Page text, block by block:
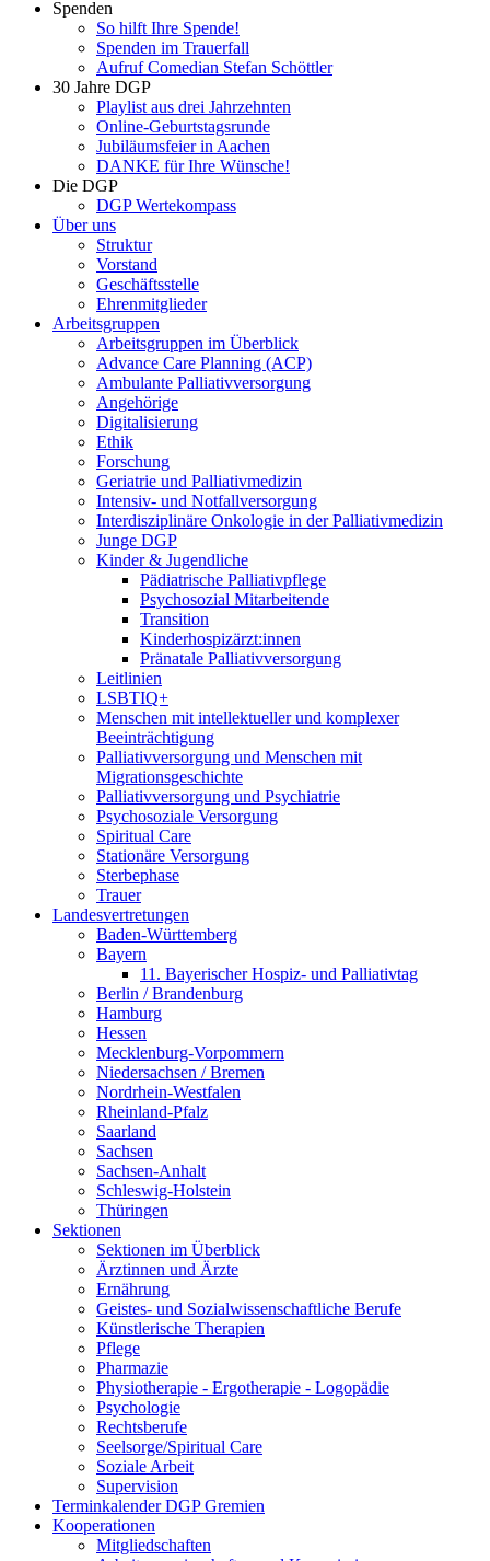
Spenden
So hilft Ihre Spende!
Spenden im Trauerfall
Aufruf Comedian Stefan Schöttler
30 Jahre DGP
Playlist aus drei Jahrzehnten
Online-Geburtstagsrunde
Jubiläumsfeier in Aachen
DANKE für Ihre Wünsche!
Die DGP
DGP Wertekompass
Über uns
Struktur
Vorstand
Geschäftsstelle
Ehrenmitglieder
Arbeitsgruppen
Arbeitsgruppen im Überblick
Advance Care Planning (ACP)
Ambulante Palliativversorgung
Angehörige
Digitalisierung
Ethik
Forschung
Geriatrie und Palliativmedizin
Intensiv- und Notfallversorgung
Interdisziplinäre Onkologie in der Palliativmedizin
Junge DGP
Kinder & Jugendliche
Pädiatrische Palliativpflege
Psychosozial Mitarbeitende
Transition
Kinderhospizärzt:innen
Pränatale Palliativversorgung
Leitlinien
LSBTIQ+
Menschen mit intellektueller und komplexer
Beeinträchtigung
Palliativversorgung und Menschen mit
Migrationsgeschichte
Palliativversorgung und Psychiatrie
Psychosoziale Versorgung
Spiritual Care
Stationäre Versorgung
Sterbephase
Trauer
Landesvertretungen
Baden-Württemberg
Bayern
11. Bayerischer Hospiz- und Palliativtag
Berlin / Brandenburg
Hamburg
Hessen
Mecklenburg-Vorpommern
Niedersachsen / Bremen
Nordrhein-Westfalen
Rheinland-Pfalz
Saarland
Sachsen
Sachsen-Anhalt
Schleswig-Holstein
Thüringen
Sektionen
Sektionen im Überblick
Ärztinnen und Ärzte
Ernährung
Geistes- und Sozialwissenschaftliche Berufe
Künstlerische Therapien
Pflege
Pharmazie
Physiotherapie - Ergotherapie - Logopädie
Psychologie
Rechtsberufe
Seelsorge/Spiritual Care
Soziale Arbeit
Supervision
Terminkalender DGP Gremien
Kooperationen
Mitgliedschaften